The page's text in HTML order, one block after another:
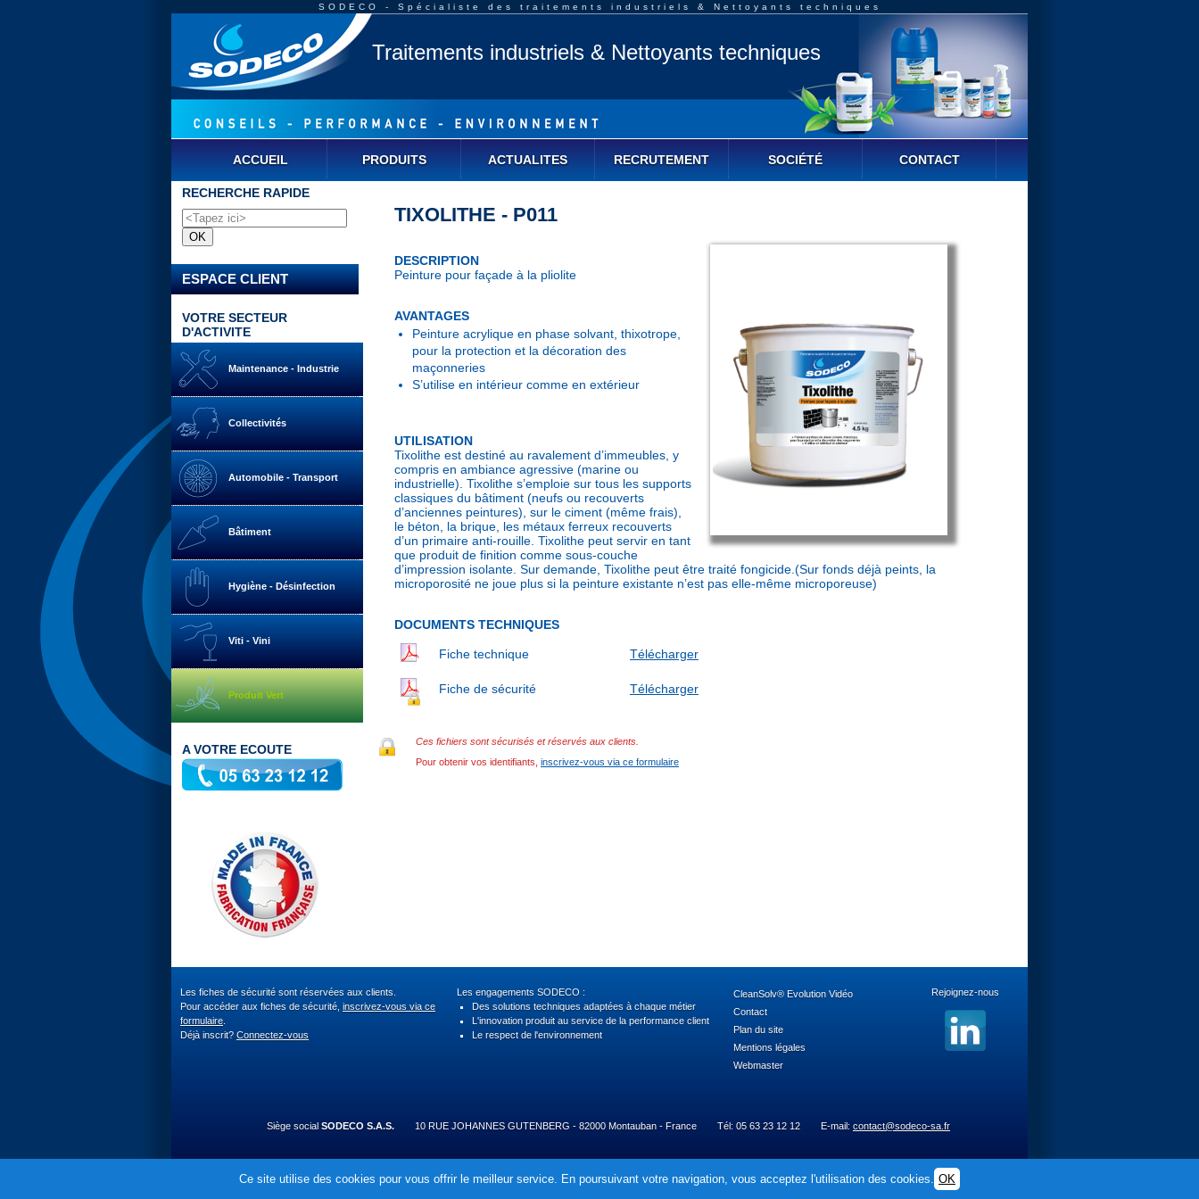
SODECO - Spécialiste des traitements industriels & Nettoyants techniques
Traitements industriels & Nettoyants techniques
ACCUEIL PRODUITS ACTUALITES RECRUTEMENT SOCIÉTÉ CONTACT
RECHERCHE RAPIDE
ESPACE CLIENT
VOTRE SECTEUR
D'ACTIVITE
Maintenance - Industrie
Collectivités
Automobile - Transport
Bâtiment
Hygiène - Désinfection
Viti - Vini
Produit Vert
A VOTRE ECOUTE
TIXOLITHE - P011
DESCRIPTION
Peinture pour façade à la pliolite
AVANTAGES
Peinture acrylique en phase solvant, thixotrope,
pour la protection et la décoration des
maçonneries
S’utilise en intérieur comme en extérieur
UTILISATION
Tixolithe est destiné au ravalement d’immeubles, y
compris en ambiance agressive (marine ou
industrielle). Tixolithe s’emploie sur tous les supports
classiques du bâtiment (neufs ou recouverts
d’anciennes peintures), sur le ciment (même frais),
le béton, la brique, les métaux ferreux recouverts
d’un primaire anti-rouille. Tixolithe peut servir en tant
que produit de finition comme sous-couche
d’impression isolante. Sur demande, Tixolithe peut être traité fongicide.(Sur fonds déjà peints, la
microporosité ne joue plus si la peinture existante n’est pas elle-même microporeuse)
DOCUMENTS TECHNIQUES
Fiche technique Télécharger
Fiche de sécurité Télécharger
Ces fichiers sont sécurisés et réservés aux clients.
Pour obtenir vos identifiants, inscrivez-vous via ce formulaire
Les fiches de sécurité sont réservées aux clients.
Pour accéder aux fiches de sécurité, inscrivez-vous via ce
formulaire
Déjà inscrit? Connectez-vous
Les engagements SODECO :
Des solutions techniques adaptées à chaque métier
L'innovation produit au service de la performance client
Le respect de l'environnement
CleanSolv® Evolution Vidéo
Contact
Plan du site
Mentions légales
Webmaster
Rejoignez-nous
Siège social SODECO S.A.S. 10 RUE JOHANNES GUTENBERG - 82000 Montauban - France Tél: 05 63 23 12 12 E-mail: contact@sodeco-sa.fr
Ce site utilise des cookies pour vous offrir le meilleur service. En poursuivant votre navigation, vous acceptez l'utilisation des cookies. OK